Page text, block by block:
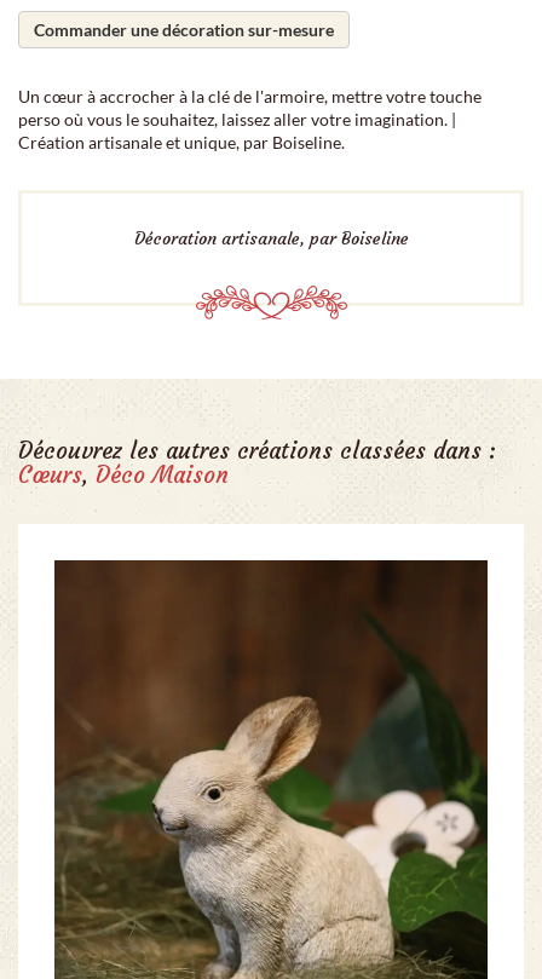
Commander une décoration sur-mesure
Un cœur à accrocher à la clé de l'armoire, mettre votre touche
perso où vous le souhaitez, laissez aller votre imagination. |
Création artisanale et unique, par Boiseline.
Décoration artisanale, par Boiseline
Découvrez les autres créations classées dans :
Cœurs, Déco Maison